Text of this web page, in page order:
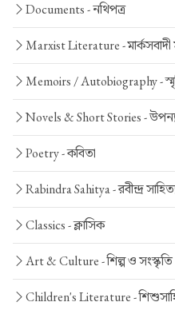
Documents -নথিপত্র
Marxist Literature -
Memoirs / Autobiography -
Novels & Short Stories -
Poetry -কবিতা
Rabindra Sahitya -রবীন্দ্র
Classics -ক্লাসিক
Art & Culture -শিল্প ও সংস্কৃতি
Children's Literature -